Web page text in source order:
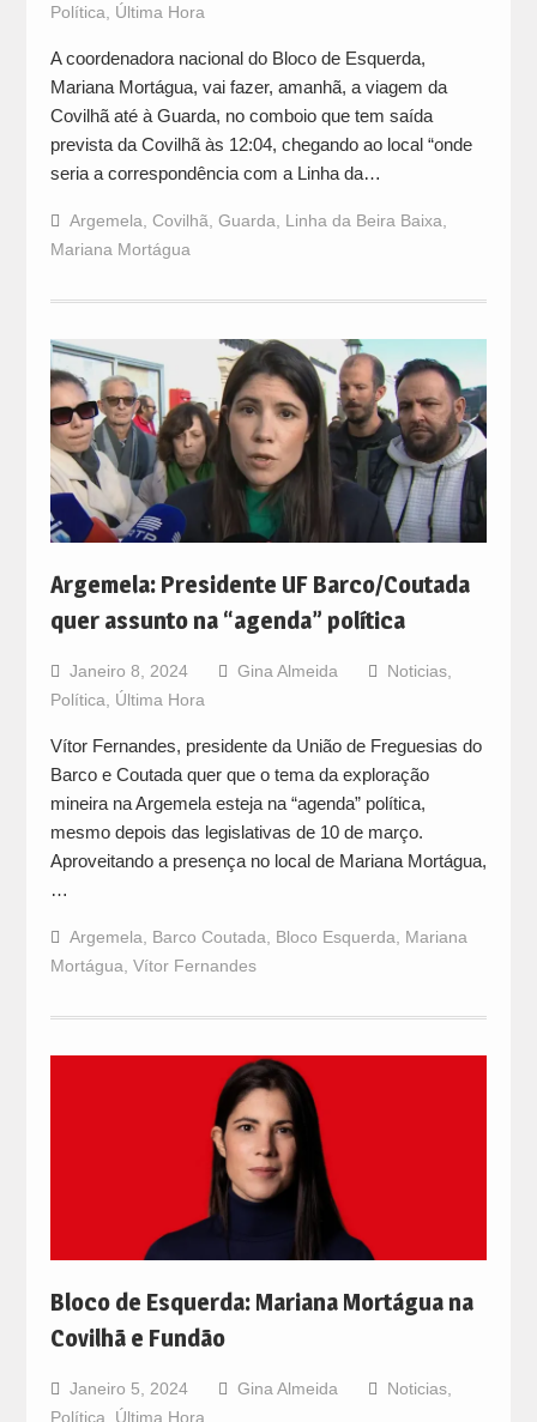
Política
Última Hora
A coordenadora nacional do Bloco de Esquerda,
Mariana Mortágua, vai fazer, amanhã, a viagem da
Covilhã até à Guarda, no comboio que tem saída
prevista da Covilhã às 12:04, chegando ao local “onde
seria a correspondência com a Linha da…
Argemela Covilhã Guarda Linha da Beira Baixa
Mariana Mortágua
Argemela: Presidente UF Barco/Coutada
quer assunto na “agenda” política
Janeiro 8, 2024 Gina Almeida Noticias,
Política
Última Hora
Vítor Fernandes, presidente da União de Freguesias do
Barco e Coutada quer que o tema da exploração
mineira na Argemela esteja na “agenda” política,
mesmo depois das legislativas de 10 de março.
Aproveitando a presença no local de Mariana Mortágua,
…
Argemela Barco Coutada Bloco Esquerda
Mariana
Mortágua Vítor Fernandes
Bloco de Esquerda: Mariana Mortágua na
Covilhã e Fundão
Janeiro 5, 2024 Gina Almeida Noticias,
Política
Última Hora